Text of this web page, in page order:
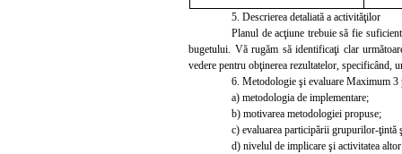
5. Descrierea detaliată a activităţilor
Planul de acţiune trebuie să fie
bugetului. Vă rugăm să identificaţi clar
vedere pentru obţinerea rezultatelor, specificând,
6. Metodologie şi evaluare Maximum 3
a) metodologia de implementare;
b) motivarea metodologiei propuse;
c) evaluarea participării grupurilor-
d) nivelul de implicare şi activitatea